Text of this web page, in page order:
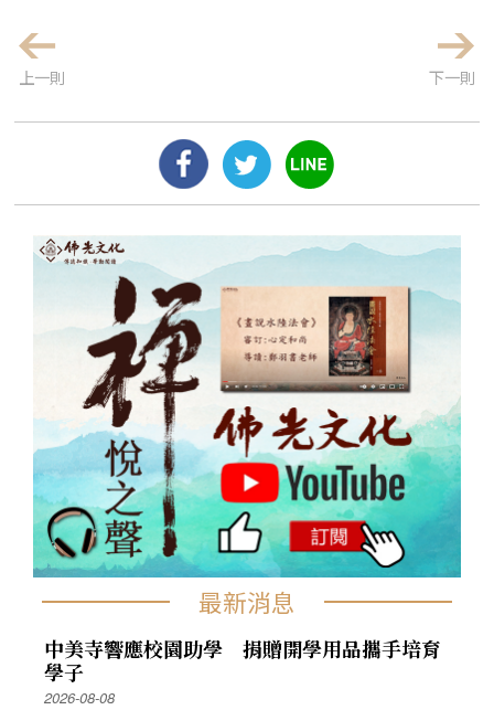
上一則 下一則
最新消息
中美寺響應校園助學 捐贈開學用品攜手培育
學子
2026-08-08